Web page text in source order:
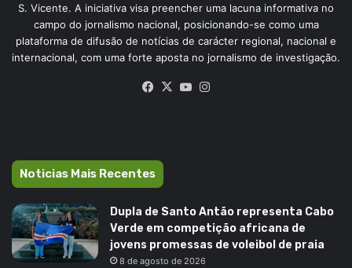
S. Vicente. A iniciativa visa preencher uma lacuna informativa no
campo do jornalismo nacional, posicionando-se como uma
plataforma de difusão de notícias de carácter regional, nacional e
internacional, com uma forte aposta no jornalismo de investigação.
Facebook
X YouTube
Noticias Mais Recentes
Dupla de Santo Antão representa Cabo
Verde em competição africana de
jovens promessas de voleibol de praia
8 de agosto de 2026